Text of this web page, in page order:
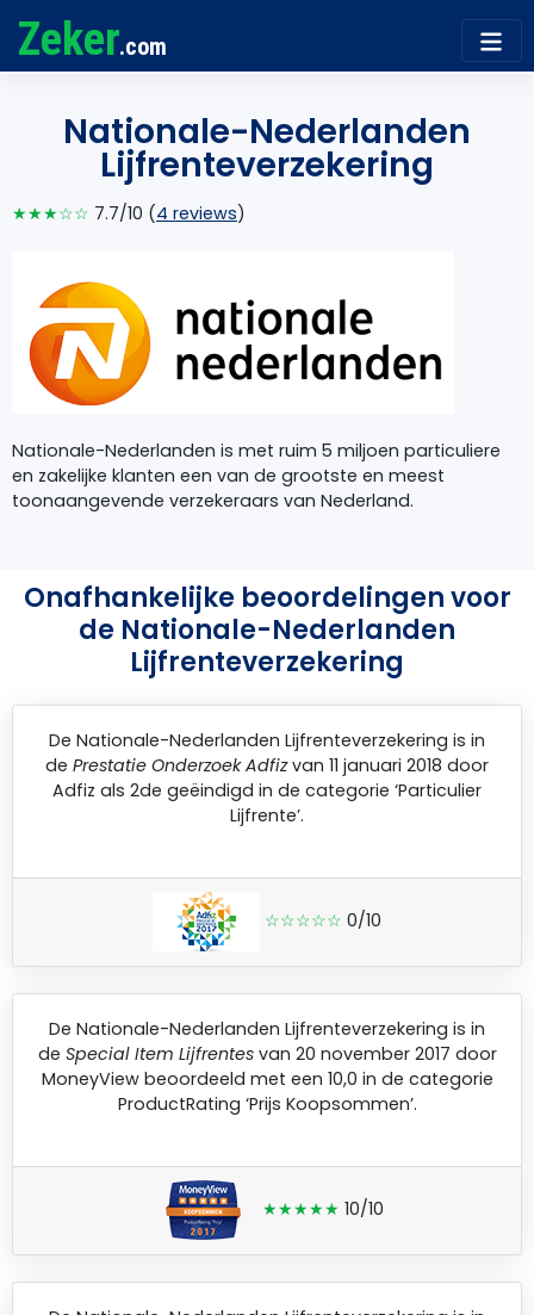
Zeker.com
Nationale-Nederlanden
Lijfrenteverzekering
★★★☆☆ 7.7/10 (4 reviews)
Nationale-Nederlanden is met ruim 5 miljoen particuliere
en zakelijke klanten een van de grootste en meest
toonaangevende verzekeraars van Nederland.
Onafhankelijke beoordelingen voor
de Nationale-Nederlanden
Lijfrenteverzekering
De Nationale-Nederlanden Lijfrenteverzekering is in
de Prestatie Onderzoek Adfizvan 11 januari 2018 door
Adfiz als 2de geëindigd in de categorie ‘Particulier
Lijfrente’.
☆☆☆☆☆ 0/10
De Nationale-Nederlanden Lijfrenteverzekering is in
de Special Item Lijfrentesvan 20 november 2017 door
MoneyViewbeoordeeld met een 10,0 in de categorie
ProductRating ‘Prijs Koopsommen’.
★★★★★ 10/10